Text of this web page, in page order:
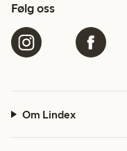
Følg oss
Om Lindex